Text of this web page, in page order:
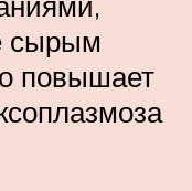
сырым
повышает